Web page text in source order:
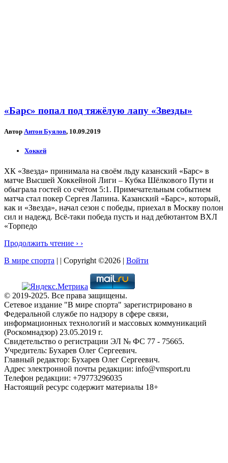
«Барс» попал под тяжёлую лапу «Звезды»
Автор Антон Буялов, 10.09.2019
Хоккей
ХК «Звезда» принимала на своём льду казанский «Барс» в
матче Высшей Хоккейной Лиги – Кубка Шёлкового Пути и
обыграла гостей со счётом 5:1. Примечательным событием
матча стал покер Сергея Лапина. Казанский «Барс», который,
как и «Звезда», начал сезон с победы, приехал в Москву полон
сил и надежд. Всё-таки победа пусть и над дебютантом ВХЛ
«Торпедо
Продолжить чтение › ›
В мире спорта | | Copyright ©2026 | Войти
© 2019-2025. Все права защищены.
Сетевое издание "В мире спорта" зарегистрировано в
Федеральной службе по надзору в сфере связи,
информационных технологий и массовых коммуникаций
(Роскомнадзор) 23.05.2019 г.
Свидетельство о регистрации ЭЛ № ФС 77 - 75665.
Учредитель: Бухарев Олег Сергеевич.
Главный редактор: Бухарев Олег Сергеевич.
Адрес электронной почты редакции: info@vmsport.ru
Телефон редакции: +79773296035
Настоящий ресурс содержит материалы 18+